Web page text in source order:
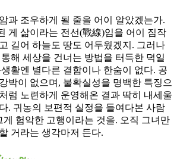
과 조우하게 될 줄을 어이 알았겠는가.
게 삶이라는 전선(戰線)임을 어이 짐작
길어 하늘도 땅도 어두웠겠지. 그러나
해 세상을 건너는 방법을 터득한 덕일
활엔 별다른 결함이나 한숨이 없다. 공
박이 없으며, 불확실성을 명백한 특징으
럼 노련하게 운영해온 결과 딱히 내세울
. 귀농의 보편적 실정을 들여다본 사람
게 험악한 고행이라는 것을. 오직 그녀만
거라는 생각마저 든다.